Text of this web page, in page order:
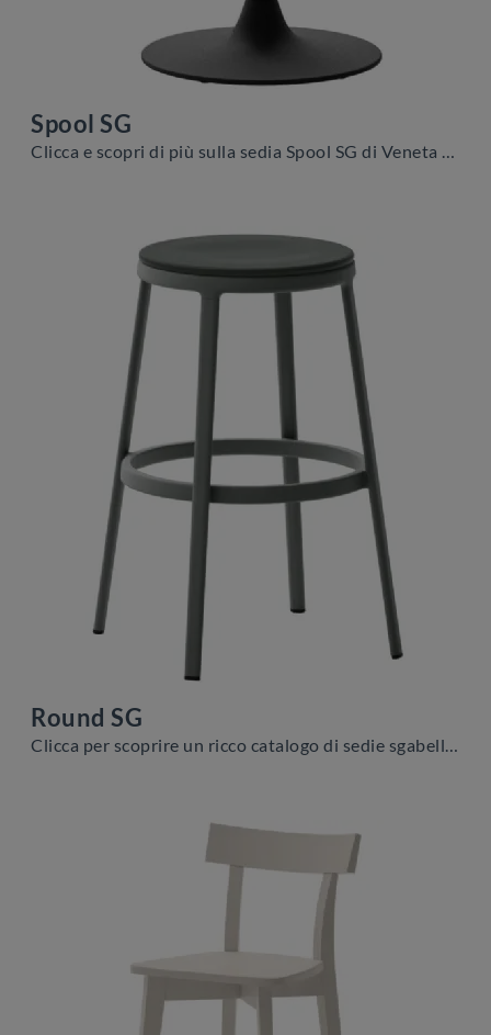
Spool SG
Clicca e scopri di più sulla sedia Spool SG di Veneta Cucine in tessuto: le più esclusive Sedie sgabelli moderne ti aspettano.
Round SG
Clicca per scoprire un ricco catalogo di sedie sgabelli per stanze moderne: il modello Round SG di Veneta Cucine ti aspetta!